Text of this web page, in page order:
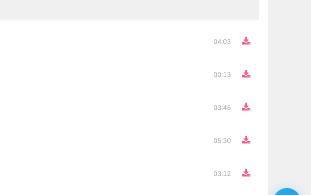
04:03
00:13
03:45
05:30
03:12